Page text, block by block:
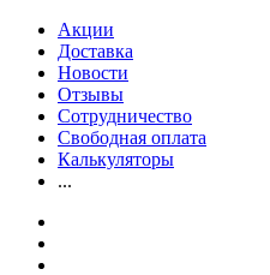
Акции
Доставка
Новости
Отзывы
Сотрудничество
Свободная оплата
Калькуляторы
...